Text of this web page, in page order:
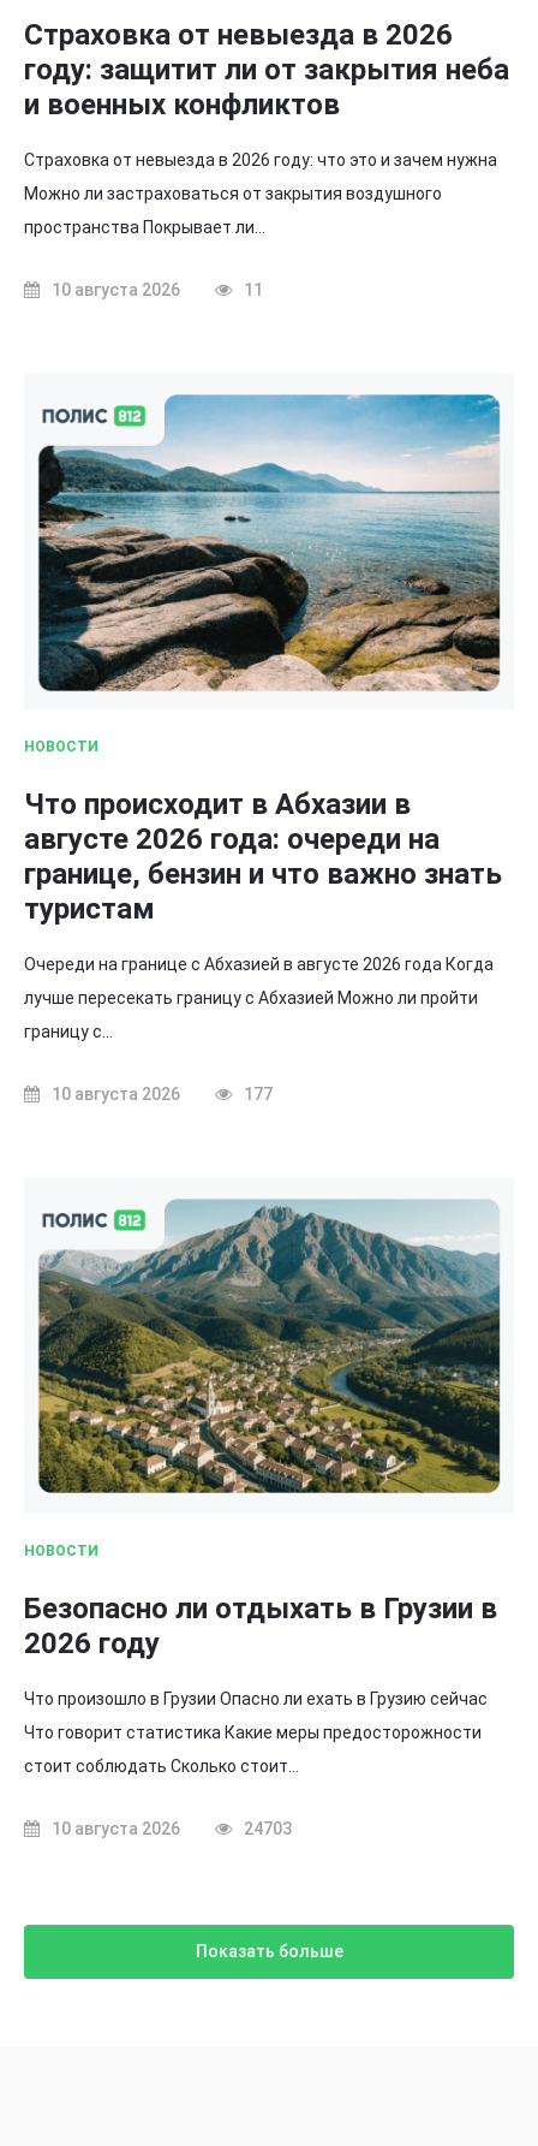
Страховка от невыезда в 2026
году: защитит ли от закрытия неба
и военных конфликтов
Страховка от невыезда в 2026 году: что это и зачем нужна
Можно ли застраховаться от закрытия воздушного
пространства Покрывает ли…
10 августа 2026 11
НОВОСТИ
Что происходит в Абхазии в
августе 2026 года: очереди на
границе, бензин и что важно знать
туристам
Очереди на границе с Абхазией в августе 2026 года Когда
лучше пересекать границу с Абхазией Можно ли пройти
границу с…
10 августа 2026 177
НОВОСТИ
Безопасно ли отдыхать в Грузии в
2026 году
Что произошло в Грузии Опасно ли ехать в Грузию сейчас
Что говорит статистика Какие меры предосторожности
стоит соблюдать Сколько стоит…
10 августа 2026 24703
Показать больше